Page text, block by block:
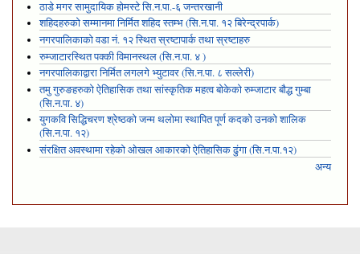
ठाडे मगर सामुदायिक होमस्टे सि.न.पा.-६ जन्तरखानी
शहिदहरुको सम्मानमा निर्मित शहिद स्तम्भ (सि.न.पा. १२ बिरेन्द्रपार्क)
नगरपालिकाको वडा नं. १२ स्थित स्रष्टापार्क तथा स्रष्टाहरु
रुम्जाटारस्थित पक्की विमानस्थल (सि.न.पा. ४ )
नगरपालिकाद्वारा निर्मित लगलगे भ्युटावर (सि.न.पा. ८ सल्लेरी)
तमु गुरुङहरुको ऐतिहासिक तथा सांस्कृतिक महत्व बोकेको रुम्जाटार बौद्ध गुम्बा
(सि.न.पा. ४)
युगकवि सिद्धिचरण श्रेष्ठको जन्म थलोमा स्थापित पूर्ण कदको उनको शालिक
(सि.न.पा. १२)
संरक्षित अवस्थामा रहेको ओखल आकारको ऐतिहासिक ढुंगा (सि.न.पा.१२)
अन्य